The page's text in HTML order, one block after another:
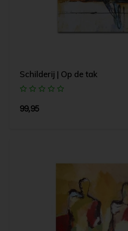
Schilderij | Op de tak
99,95